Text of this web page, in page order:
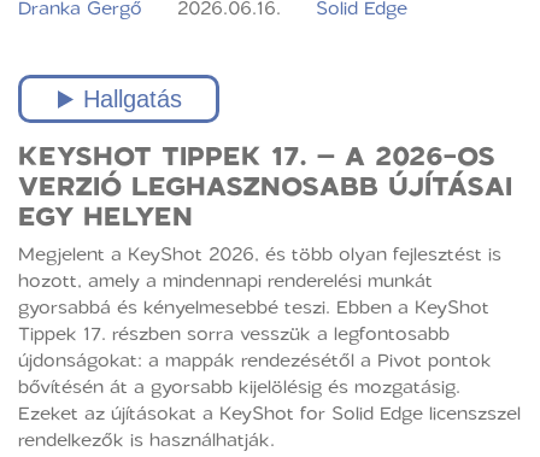
Dranka Gergő 2026.06.16. Solid Edge
KEYSHOT TIPPEK 17. – A 2026-OS
VERZIÓ LEGHASZNOSABB ÚJÍTÁSAI
EGY HELYEN
Megjelent a KeyShot 2026, és több olyan fejlesztést is
hozott, amely a mindennapi renderelési munkát
gyorsabbá és kényelmesebbé teszi. Ebben a KeyShot
Tippek 17. részben sorra vesszük a legfontosabb
újdonságokat: a mappák rendezésétől a Pivot pontok
bővítésén át a gyorsabb kijelölésig és mozgatásig.
Ezeket az újításokat a KeyShot for Solid Edge licenszszel
rendelkezők is használhatják.